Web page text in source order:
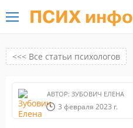
ПСИХ инфо
<<< Все статьи психологов
АВТОР: ЗУБОВИЧ ЕЛЕНА
3 февраля 2023 г.